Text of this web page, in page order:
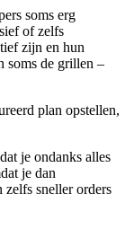
soms erg
of zelfs
zijn en hun
soms de grillen –
plan opstellen,
je ondanks alles
je dan
zelfs sneller orders